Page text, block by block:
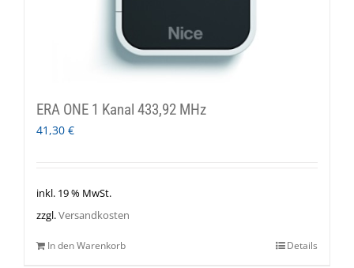
ERA ONE 1 Kanal 433,92 MHz
41,30 €
inkl. 19 % MwSt.
zzgl.Versandkosten
In den Warenkorb Details